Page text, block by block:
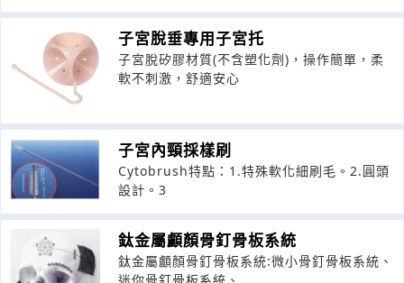
子宮脫垂專用子宮托
子宮脫矽膠材質(不含塑化劑)，操作簡單，柔
軟不刺激，舒適安心
子宮內頸採樣刷
Cytobrush特點：1.特殊軟化細刷毛。2.圓頭
設計。3
鈦金屬顱顏骨釘骨板系統
鈦金屬顱顏骨釘骨板系統:微小骨釘骨板系統、